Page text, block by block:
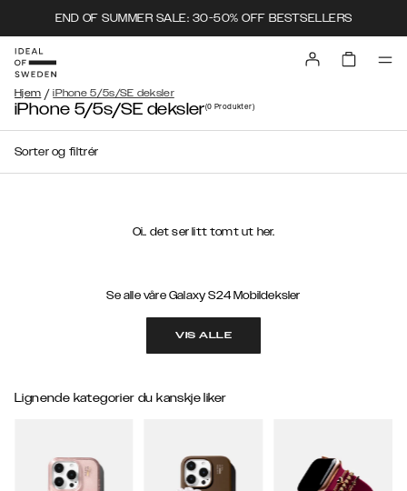
END OF SUMMER SALE: 30-50% OFF BESTSELLERS
Hjem / iPhone 5/5s/SE deksler
iPhone 5/5s/SE deksler(0Produkter)
Sorter og filtrér
Oi.. det ser litt tomt ut her.
Se alle våre Galaxy S24 Mobildeksler
VIS ALLE
Lignende kategorier du kanskje liker